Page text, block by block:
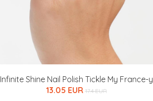
Infinite Shine Nail Polish Tickle My France-y
13.05 EUR 17.4 EUR